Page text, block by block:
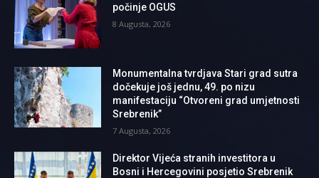
počinje OGUS
8 Augusta, 2026
Monumentalna tvrdjava Stari grad sutra
dočekuje još jednu, 49. po nizu
manifestaciju “Otvoreni grad umjetnosti
Srebrenik”
7 Augusta, 2026
Direktor Vijeća stranih investitora u
Bosni i Hercegovini posjetio Srebrenik